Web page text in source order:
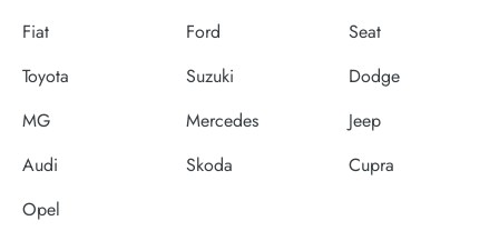
Fiat Ford
Seat
Toyota
Suzuki
Dodge
MG
Mercedes
Jeep
Audi
Skoda
Cupra
Opel